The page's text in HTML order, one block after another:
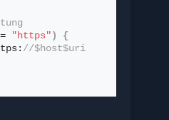
"https" )
{
//$host$uri